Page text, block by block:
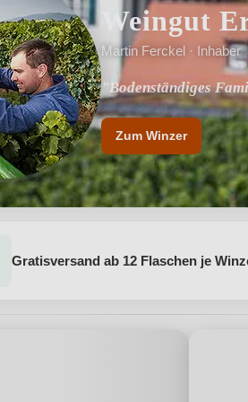
Weingut
Martin Ferckel · Inhaber
"Bodenständiges
"Seit 1661
Zum Winzer
Gratisversand ab 12 Flaschen je